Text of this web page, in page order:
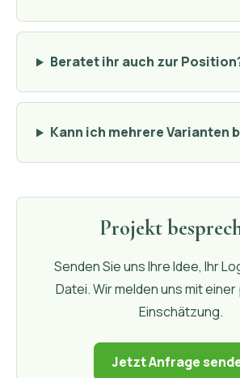
Beratet ihr auch zur
Kann ich mehrere Varianten
Projekt
Senden Sie uns Ihre Idee, Ihr
Datei. Wir melden uns mit
Einschätzung.
Jetzt Anfrage